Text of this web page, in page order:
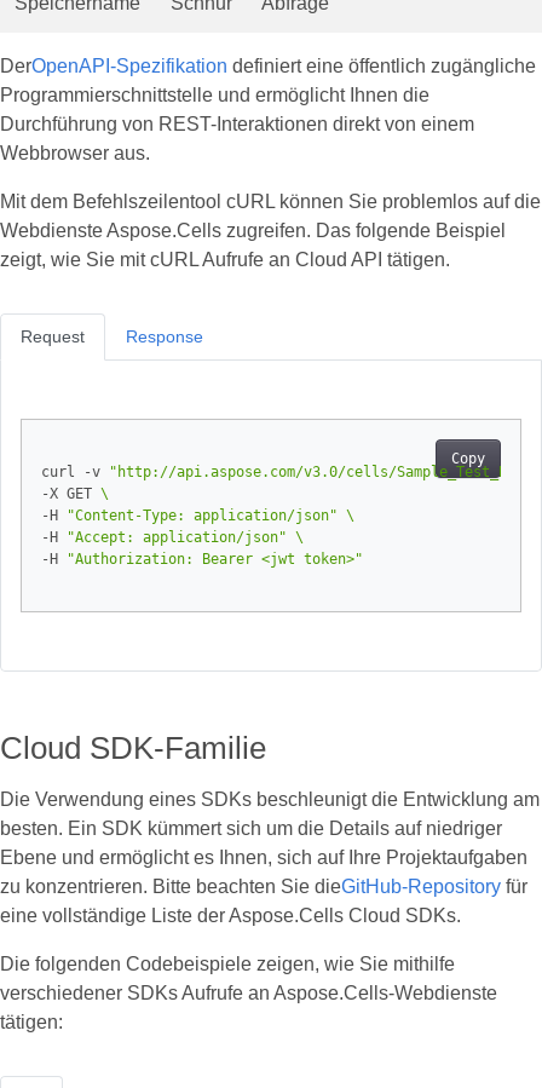
DerOpenAPI-Spezifikation definiert eine öffentlich zugängliche
Programmierschnittstelle und ermöglicht Ihnen die
Durchführung von REST-Interaktionen direkt von einem
Webbrowser aus.
Mit dem Befehlszeilentool cURL können Sie problemlos auf die
Webdienste Aspose.Cells zugreifen. Das folgende Beispiel
zeigt, wie Sie mit cURL Aufrufe an Cloud API tätigen.
Request
Copy
curl -v
"http://api.aspose.com/v3.0/cells/
-X GET
-H
"Content-Type: application/json"
-H
"Accept: application/json"
-H
"Authorization: Bearer <jwt token>"
Response
Cloud SDK-Familie
Die Verwendung eines SDKs beschleunigt die Entwicklung am
besten. Ein SDK kümmert sich um die Details auf niedriger
Ebene und ermöglicht es Ihnen, sich auf Ihre Projektaufgaben
zu konzentrieren. Bitte beachten Sie dieGitHub-Repository für
eine vollständige Liste der Aspose.Cells Cloud SDKs.
Die folgenden Codebeispiele zeigen, wie Sie mithilfe
verschiedener SDKs Aufrufe an Aspose.Cells-Webdienste
tätigen: